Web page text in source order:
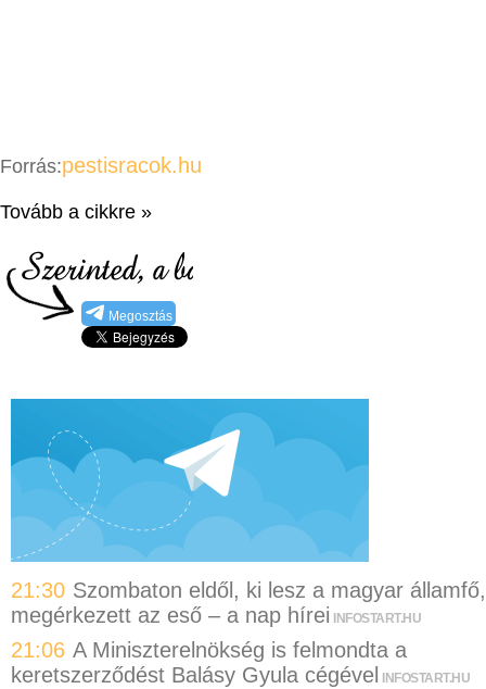
Forrás:pestisracok.hu
Tovább a cikkre »
Megosztás
21:30 Szombaton eldől, ki lesz a magyar államfő,
megérkezett az eső – a nap hírei INFOSTART.HU
21:06 A Miniszterelnökség is felmondta a
keretszerződést Balásy Gyula cégével
INFOSTART.HU